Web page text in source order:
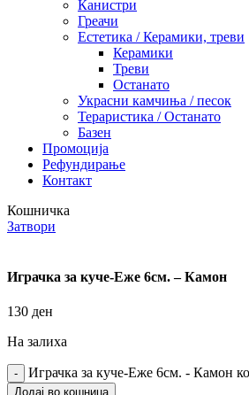
Канистри
Греачи
Естетика / Керамики, треви
Керамики
Треви
Останато
Украсни камчиња / песок
Тераристика / Останато
Базен
Промоција
Рефундирање
Контакт
Кошничка
Затвори
Играчка за куче-Еже 6см. – Камон
130 ден
На залиха
Играчка за куче-Еже 6см. - Камон
Додај во кошница